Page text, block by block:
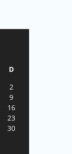
D
2
9
16
23
30